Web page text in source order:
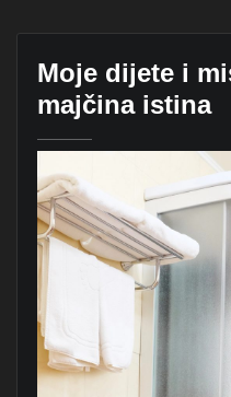
Moje dijete i
majčina istina